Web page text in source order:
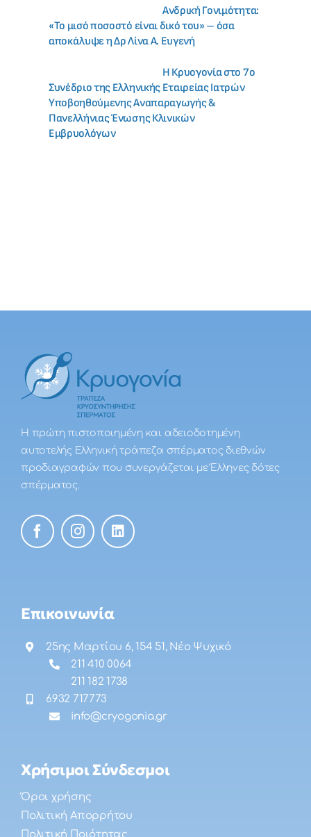
Ανδρική Γονιμότητα:
«Το μισό ποσοστό είναι δικό του» – όσα
αποκάλυψε η Δρ Λίνα Α. Ευγενή
Η Κρυογονία στο 7ο
Συνέδριο της Ελληνικής Εταιρείας Ιατρών
Υποβοηθούμενης Αναπαραγωγής &
Πανελλήνιας Ένωσης Κλινικών
Εμβρυολόγων
Η πρώτη πιστοποιημένη και αδειοδοτημένη
αυτοτελής Ελληνική τράπεζα σπέρματος διεθνών
προδιαγραφών που συνεργάζεται με Έλληνες δότες
σπέρματος.
Επικοινωνία
25ης Μαρτίου 6, 154 51, Νέο Ψυχικό
211 410 0064
211 182 1738
6932 717773
info@cryogonia.gr
Χρήσιμοι Σύνδεσμοι
Όροι χρήσης
Πολιτική Απορρήτου
Πολιτική Ποιότητας